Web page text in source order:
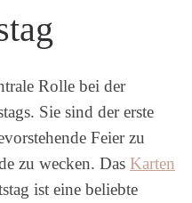
Rolle bei der
Sie sind der erste
Feier zu
zu wecken. Das Karten
ist eine beliebte